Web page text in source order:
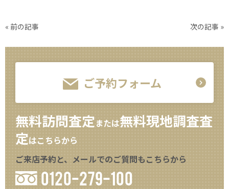
« 前の記事 次の記事 »
ご予約フォーム
無料訪問査定または無料現地調査査
定はこちらから
ご来店予約と、メールでのご質問もこちらから
0120-279-100